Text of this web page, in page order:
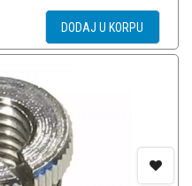
DODAJ U KORPU